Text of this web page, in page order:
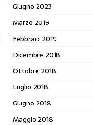
Giugno 2023
Marzo 2019
Febbraio 2019
Dicembre 2018
Ottobre 2018
Luglio 2018
Giugno 2018
Maggio 2018